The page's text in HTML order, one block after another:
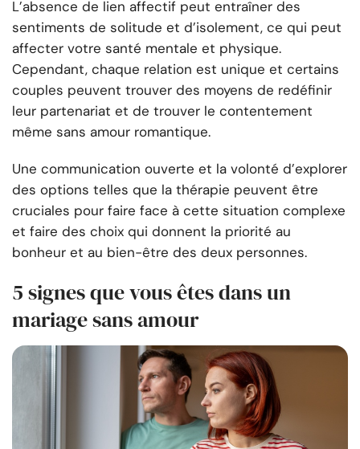
L’absence de lien affectif peut entraîner des
sentiments de solitude et d’isolement, ce qui peut
affecter votre santé mentale et physique.
Cependant, chaque relation est unique et certains
couples peuvent trouver des moyens de redéfinir
leur partenariat et de trouver le contentement
même sans amour romantique.
Une communication ouverte et la volonté d’explorer
des options telles que la thérapie peuvent être
cruciales pour faire face à cette situation complexe
et faire des choix qui donnent la priorité au
bonheur et au bien-être des deux personnes.
5 signes que vous êtes dans un
mariage sans amour